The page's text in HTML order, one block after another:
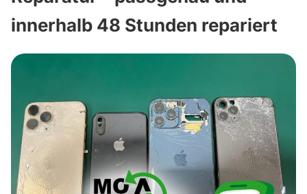
innerhalb 48 Stunden repariert